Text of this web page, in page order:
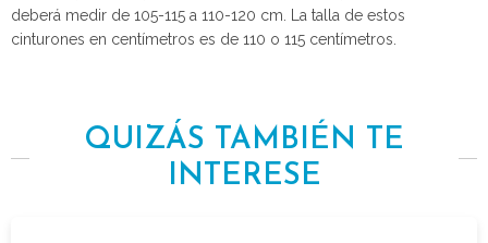
deberá medir de 105-115 a 110-120 cm. La talla de estos
cinturones en centímetros es de 110 o 115 centímetros.
QUIZÁS TAMBIÉN TE
INTERESE